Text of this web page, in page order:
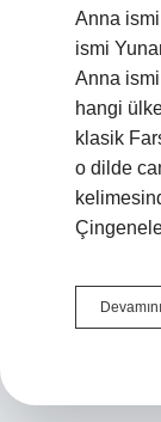
Anna
ismi
Anna
hangi
klasik
o dilde